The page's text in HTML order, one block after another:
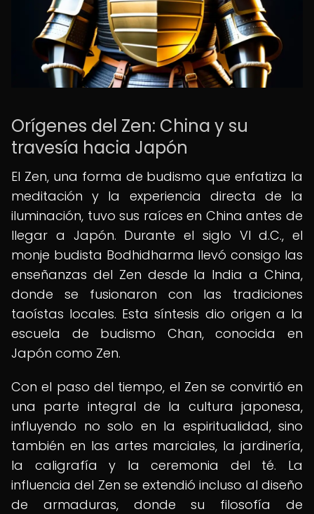
Orígenes del Zen: China y su
travesía hacia Japón
El Zen, una forma de budismo que enfatiza la
meditación y la experiencia directa de la
iluminación, tuvo sus raíces en China antes de
llegar a Japón. Durante el siglo VI d.C., el
monje budista Bodhidharma llevó consigo las
enseñanzas del Zen desde la India a China,
donde se fusionaron con las tradiciones
taoístas locales. Esta síntesis dio origen a la
escuela de budismo Chan, conocida en
Japón como Zen.
Con el paso del tiempo, el Zen se convirtió en
una parte integral de la cultura japonesa,
influyendo no solo en la espiritualidad, sino
también en las artes marciales, la jardinería,
la caligrafía y la ceremonia del té. La
influencia del Zen se extendió incluso al diseño
de armaduras, donde su filosofía de